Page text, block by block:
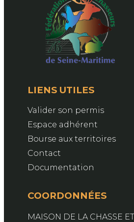
LIENS UTILES
Valider son permis
Espace adhérent
Bourse aux territoires
Contact
Documentation
COORDONNÉES
MAISON DE LA CHASSE